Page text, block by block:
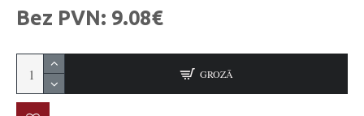
Bez PVN: 9.08€
GROZĀ